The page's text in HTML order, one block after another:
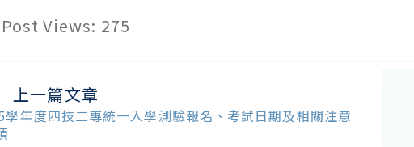
Post Views: 275
上一篇文章
學年度四技二專統一入學測驗報名、考試日期及相關注意